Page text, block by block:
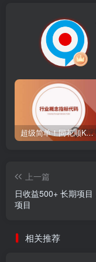
超级简单！同花顺K线界面显示行业概念指标代码图解
上一篇
日收益500+ 长期项目，正规
项目
相关推荐